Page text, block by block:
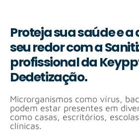
Proteja sua saúde e a
seu redor com a
profissional da
Dedetização.
Microrganismos como vírus,
podem estar presentes em
como casas, escritórios,
clínicas.